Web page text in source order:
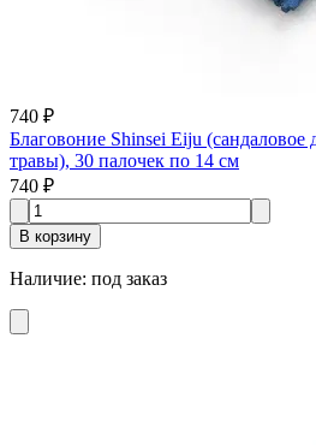
740 ₽
Благовоние Shinsei Eiju (сандаловое
травы), 30 палочек по 14 см
740 ₽
В корзину
Наличие: под заказ